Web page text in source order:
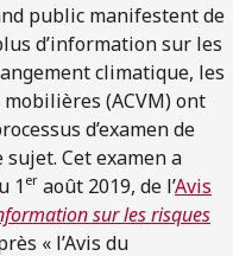
public manifestent de
d’information sur les
climatique, les
(ACVM) ont
d’examen de
Cet examen a
1 er août 2019, de l’Avis
sur les risques
« l’Avis du